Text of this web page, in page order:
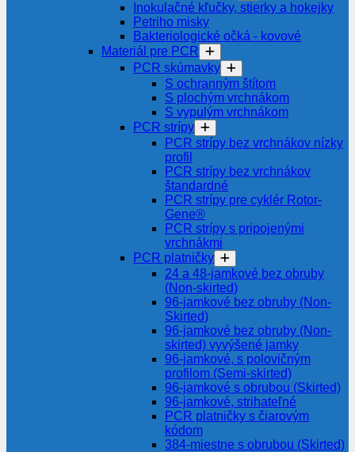
Inokulačné kľučky, stierky a hokejky
Petriho misky
Bakteriologické očká - kovové
Materiál pre PCR
PCR skúmavky
S ochranným štítom
S plochým vrchnákom
S vypulým vrchnákom
PCR strípy
PCR strípy bez vrchnákov nízky
profil
PCR strípy bez vrchnákov
štandardné
PCR strípy pre cyklér Rotor-
Gene®
PCR strípy s pripojenými
vrchnákmi
PCR platničky
24 a 48-jamkové bez obruby
(Non-skirted)
96-jamkové bez obruby (Non-
Skirted)
96-jamkové bez obruby (Non-
skirted) vyvýšené jamky
96-jamkové, s polovičným
profilom (Semi-skirted)
96-jamkové s obrubou (Skirted)
96-jamkové, strihateľné
PCR platničky s čiarovým
kódom
384-miestne s obrubou (Skirted)